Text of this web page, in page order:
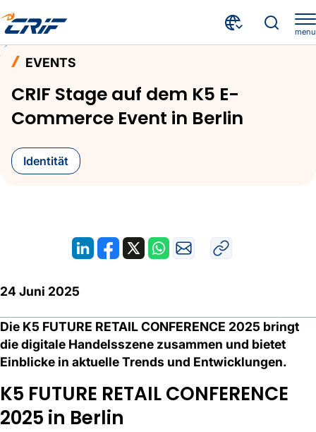
menu
EVENTS
CRIF Stage auf dem K5 E-
Commerce Event in Berlin
Identität
24 Juni 2025
Die K5 FUTURE RETAIL CONFERENCE 2025 bringt
die digitale Handelsszene zusammen und bietet
Einblicke in aktuelle Trends und Entwicklungen.
K5 FUTURE RETAIL CONFERENCE
2025 in Berlin